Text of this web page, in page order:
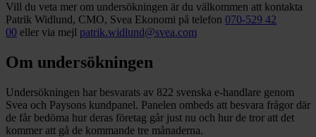
Vill du veta mer om undersökningen är du välkommen att kontakta
Patrik Widlund, CMO, Svea Ekonomi på telefon 070-529 42
00 eller via mejl patrik.widlund@svea.com
Om undersökningen
Undersökningen har besvarats av 822 svenska e-handlare genom
Svea och Paysons kundpanel. Panelen ombeds att besvara frågor där
de får bedöma hur deras företag går just nu och hur de tror att det
kommer att gå de kommande tre månaderna.